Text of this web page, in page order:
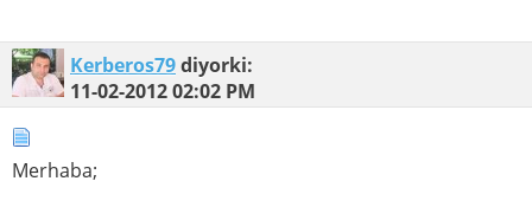
Kerberos79diyorki:
11-02-201202:02 PM
Merhaba;